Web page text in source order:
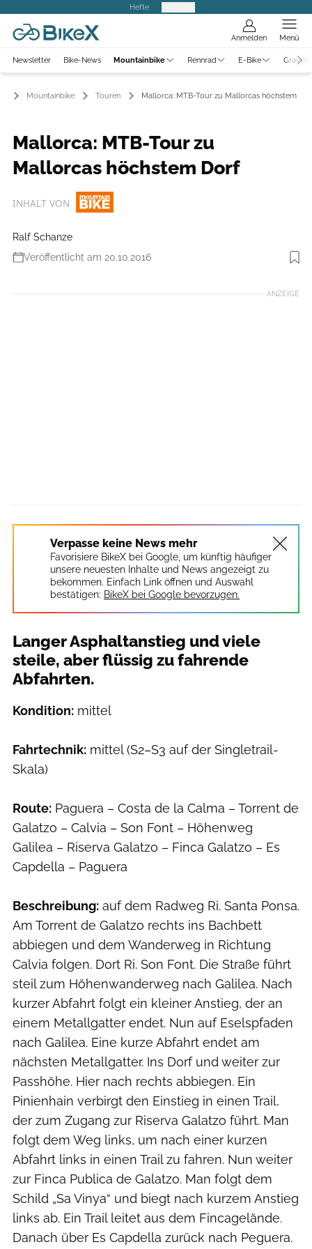
Hefte
Anmelden Menü
Newsletter Bike-News Mountainbike Rennrad E-Bike
Mountainbike Touren Mallorca: MTB-Tour zu Mallorcas höchstem
Mallorca: MTB-Tour zu
Mallorcas höchstem Dorf
INHALT VON
Ralf Schanze
Veröffentlicht am 20.10.2016
Foto: Ralf Schanze
ANZEIGE
Verpasse keine News mehr
Favorisiere BikeX bei Google, um künftig häufiger
unsere neuesten Inhalte und News angezeigt zu
bekommen. Einfach Link öffnen und Auswahl
bestätigen: BikeX bei Google bevorzugen.
Langer Asphaltanstieg und viele
steile, aber flüssig zu fahrende
Abfahrten.
Kondition: mittel
Fahrtechnik: mittel (S2–S3 auf der Singletrail-
Skala)
Route: Paguera – Costa de la Calma – Torrent de
Galatzo – Calvia – Son Font – Höhenweg
Galilea – Riserva Galatzo – Finca Galatzo – Es
Capdella – Paguera
Beschreibung: auf dem Radweg Ri. Santa Ponsa.
Am Torrent de Galatzo rechts ins Bachbett
abbiegen und dem Wanderweg in Richtung
Calvia folgen. Dort Ri. Son Font. Die Straße führt
steil zum Höhenwanderweg nach Galilea. Nach
kurzer Abfahrt folgt ein kleiner Anstieg, der an
einem Metallgatter endet. Nun auf Eselspfaden
nach Galilea. Eine kurze Abfahrt endet am
nächsten Metallgatter. Ins Dorf und weiter zur
Passhöhe. Hier nach rechts abbiegen. Ein
Pinienhain verbirgt den Einstieg in einen Trail,
der zum Zugang zur Riserva Galatzo führt. Man
folgt dem Weg links, um nach einer kurzen
Abfahrt links in einen Trail zu fahren. Nun weiter
zur Finca Publica de Galatzo. Man folgt dem
Schild „Sa Vinya“ und biegt nach kurzem Anstieg
links ab. Ein Trail leitet aus dem Fincagelände.
Danach über Es Capdella zurück nach Peguera.